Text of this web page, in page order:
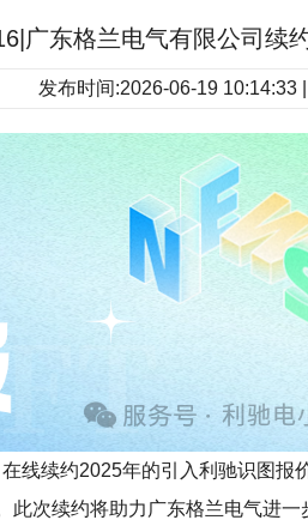
广东格兰电气有限公司续
发布时间:2026-06-19 10:14:33 |
线续约2025年的引入利驰识图
次续约将助力广东格兰电气进